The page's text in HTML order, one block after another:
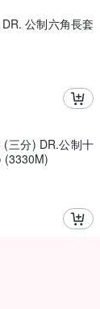
公制六角長套
(三分) DR.公制十
(3330M)